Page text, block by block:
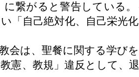
繋がると警告している
「自己絶対化、自己栄光
は、聖餐に関する学び
憲、教規」違反として、